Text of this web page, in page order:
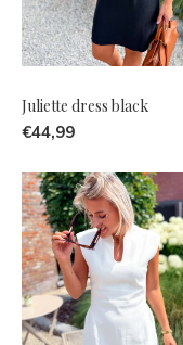
Juliette dress black
€44,99